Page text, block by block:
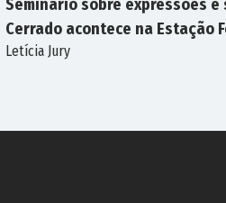
Seminário sobre expressões e
Cerrado acontece na Estação
Letícia Jury